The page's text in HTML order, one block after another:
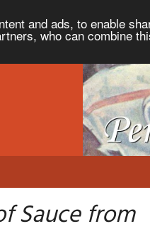
and ads, to enable
who can combine
Sauce from